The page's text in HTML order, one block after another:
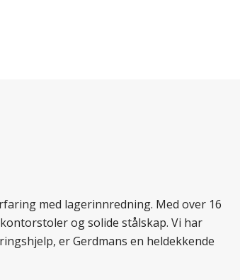
med lagerinnredning. Med over 16
og solide stålskap. Vi har
er Gerdmans en heldekkende